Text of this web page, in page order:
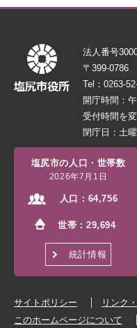
法人番号
〒399-0786
Tel：0263-
開庁時間：
受付時間を
閉庁日：土
塩尻市の人口・世帯数
2026年7月1日
人口： 64,756
世帯：29,694
統計情報
サイトポリシー
リンク
このホームページについて